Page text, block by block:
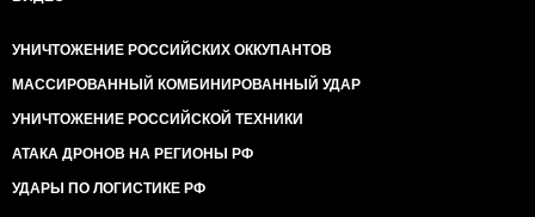
УНИЧТОЖЕНИЕ РОССИЙСКИХ ОККУПАНТОВ
МАССИРОВАННЫЙ КОМБИНИРОВАННЫЙ УДАР
УНИЧТОЖЕНИЕ РОССИЙСКОЙ ТЕХНИКИ
АТАКА ДРОНОВ НА РЕГИОНЫ РФ
УДАРЫ ПО ЛОГИСТИКЕ РФ